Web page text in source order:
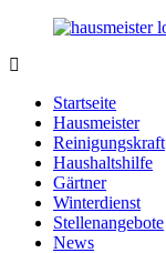
Zurück
Inhalt
Hausmeister.de
rund
Ihren
Haushalt
Startseite
Hausmeister
Reinigungskraft
Haushaltshilfe
Gärtner
Winterdienst
Stellenangebote
News